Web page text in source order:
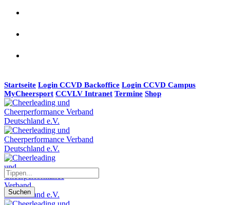
Startseite Login CCVD Backoffice Login CCVD Campus
MyCheersport CCVLV Intranet Termine Shop
Suchen